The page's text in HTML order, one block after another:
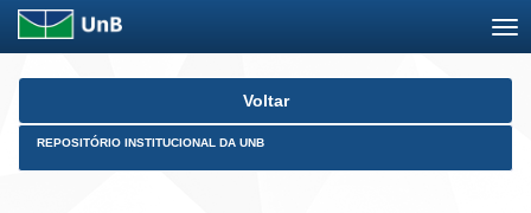
Skip
Voltar
REPOSITÓRIO INSTITUCIONAL DA UNB